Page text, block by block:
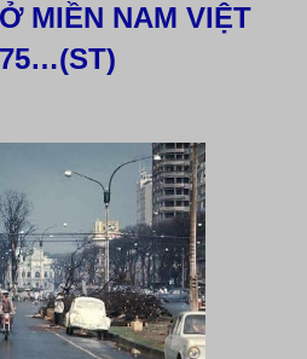
MIỀN NAM VIỆT